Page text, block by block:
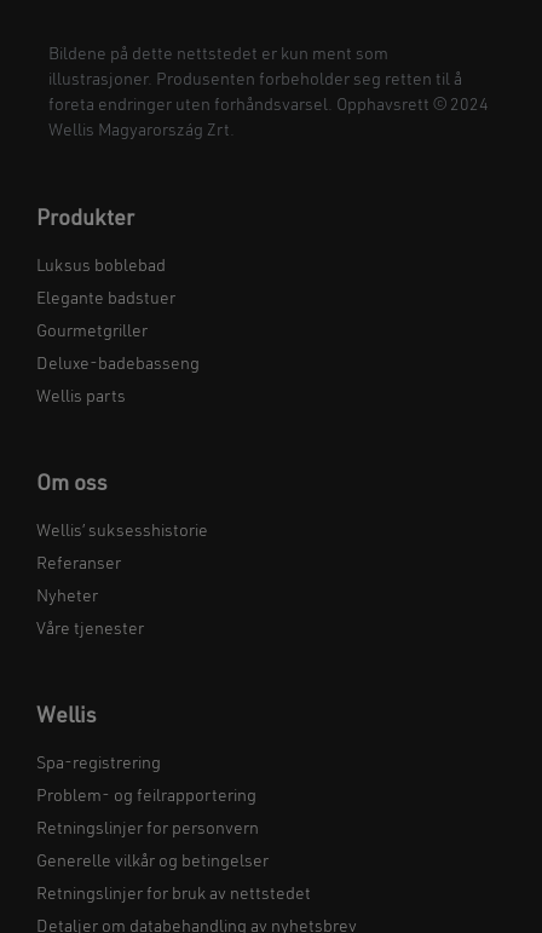
Bildene på dette nettstedet er kun ment som
illustrasjoner. Produsenten forbeholder seg retten til å
foreta endringer uten forhåndsvarsel. Opphavsrett © 2024
Wellis Magyarország Zrt.
Produkter
Luksus boblebad
Elegante badstuer
Gourmetgriller
Deluxe-badebasseng
Wellis parts
Om oss
Wellis’ suksesshistorie
Referanser
Nyheter
Våre tjenester
Wellis
Spa-registrering
Problem- og feilrapportering
Retningslinjer for personvern
Generelle vilkår og betingelser
Retningslinjer for bruk av nettstedet
Detaljer om databehandling av nyhetsbrev